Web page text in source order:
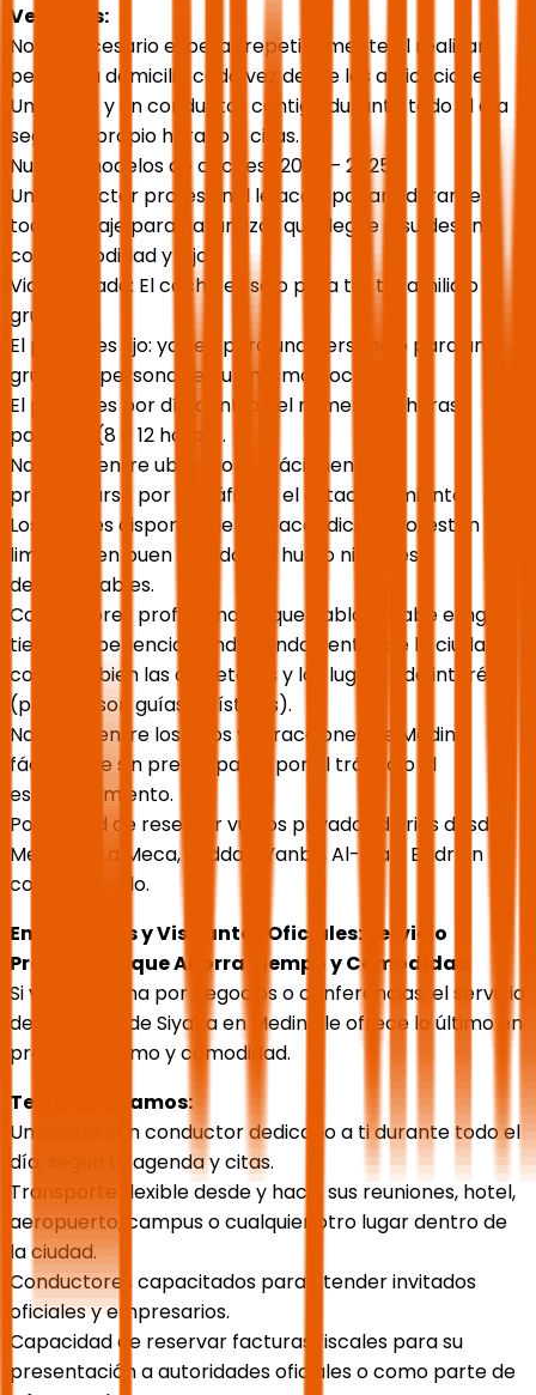
Ventajas:
No es necesario esperar repetidamente al realizar
pedidos a domicilio cada vez desde las aplicaciones.
Un coche y un conductor contigo durante todo el día
según tu propio horario y citas.
Nuevos modelos de coches (2023 – 2025).
Un conductor profesional le acompañará durante
todo su viaje para garantizar que llegue a su destino
con comodidad y lujo.
Viaje privado: El coche es sólo para ti y tu familia o
grupo.
El precio es fijo: ya sea para una persona o para un
grupo de personas en un mismo coche.
El precio es por día dentro del número de horas
pactado (8 o 12 horas).
Navegue entre ubicaciones fácilmente sin
preocuparse por el tráfico o el estacionamiento.
Los coches disponen de aire acondicionado, están
limpios y en buen estado, sin humo ni olores
desagradables.
Conductores profesionales que hablan árabe e inglés,
tienen experiencia conduciendo dentro de la ciudad y
conocen bien las carreteras y los lugares de interés
(pero no son guías turísticos).
Navegue entre los sitios y atracciones de Medina
fácilmente sin preocuparse por el tráfico o el
estacionamiento.
Posibilidad de reservar vuelos privados diarios desde
Medina a La Meca, Jeddah, Yanbu, Al-Ula y Badr en
coche privado.
Empresarios y Visitantes Oficiales: Servicio
Profesional que Ahorra Tiempo y Comodidad
Si visita Medina por negocios o conferencias, el servicio
de limusinas de Siyaha en Medina le ofrece lo último en
profesionalismo y comodidad.
Te garantizamos:
Un coche con conductor dedicado a ti durante todo el
día, según tu agenda y citas.
Transporte flexible desde y hacia sus reuniones, hotel,
aeropuerto, campus o cualquier otro lugar dentro de
la ciudad.
Conductores capacitados para atender invitados
oficiales y empresarios.
Capacidad de reservar facturas fiscales para su
presentación a autoridades oficiales o como parte de